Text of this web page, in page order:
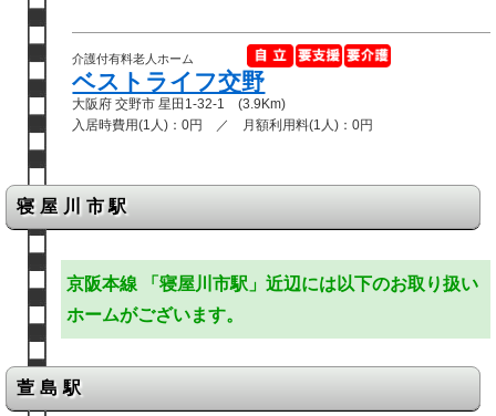
介護付有料老人ホーム
ベストライフ交野
大阪府 交野市 星田1-32-1 (3.9Km)
入居時費用(1人)：0円 ／ 月額利用料(1人)：0円
寝屋川市駅
京阪本線 「寝屋川市駅」近辺には以下のお取り扱い
ホームがございます。
萱島駅